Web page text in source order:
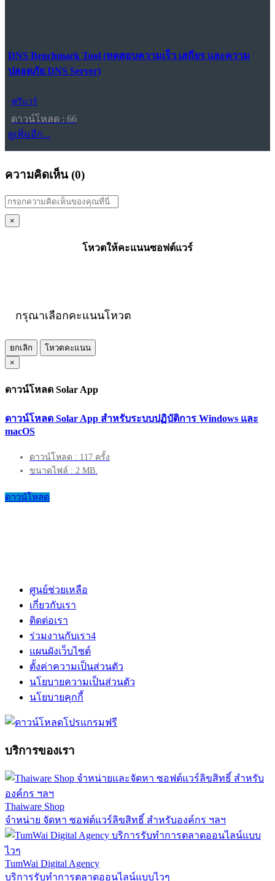
DNS Benchmark Tool (ทดสอบความเร็ว เสถียร และความ
ปลอดภัย DNS Server)
ฟรีแวร์
ดาวน์โหลด : 66
ดูเพิ่มอีก...
ความคิดเห็น (0)
×
โหวตให้คะแนนซอฟต์แวร์
กรุณาเลือกคะแนนโหวต
ยกเลิก
โหวตคะแนน
×
ดาวน์โหลด Solar App
ดาวน์โหลด Solar App สำหรับระบบปฏิบัติการ Windows และ
macOS
ดาวน์โหลด : 117 ครั้ง
ขนาดไฟล์ : 2 MB.
ดาวน์โหลด
ศูนย์ช่วยเหลือ
เกี่ยวกับเรา
ติดต่อเรา
ร่วมงานกับเรา4
แผนผังเว็บไซต์
ตั้งค่าความเป็นส่วนตัว
นโยบายความเป็นส่วนตัว
นโยบายคุกกี้
บริการของเรา
Thaiware Shop
จำหน่าย จัดหา ซอฟต์แวร์ลิขสิทธิ์ สำหรับองค์กร ฯลฯ
TumWai Digital Agency
บริการรับทำการตลาดออนไลน์แบบไวๆ